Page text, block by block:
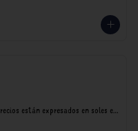
están expresados en soles e